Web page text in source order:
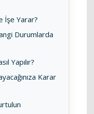
İşe Yarar?
Durumlarda
Yapılır?
Karar